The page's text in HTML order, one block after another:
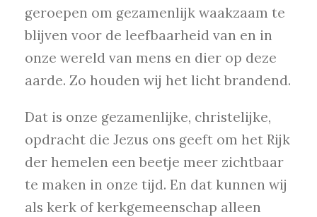
geroepen om gezamenlijk waakzaam te
blijven voor de leefbaarheid van en in
onze wereld van mens en dier op deze
aarde. Zo houden wij het licht brandend.
Dat is onze gezamenlijke, christelijke,
opdracht die Jezus ons geeft om het Rijk
der hemelen een beetje meer zichtbaar
te maken in onze tijd. En dat kunnen wij
als kerk of kerkgemeenschap alleen